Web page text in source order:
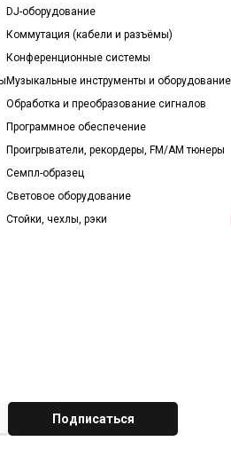
DJ-оборудование
Коммутация (кабели и разъёмы)
Конференционные системы
Музыкальные инструменты и оборудование
Обработка и преобразование сигналов
Программное обеспечение
Проигрыватели, рекордеры, FM/AM тюнеры
Семпл-образец
Световое оборудование
Стойки, чехлы, рэки